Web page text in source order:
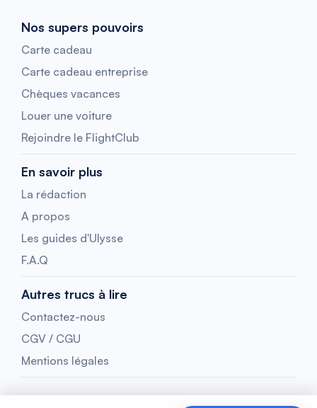
Nos supers pouvoirs
Carte cadeau
Carte cadeau entreprise
Chèques vacances
Louer une voiture
Rejoindre le FlightClub
En savoir plus
La rédaction
A propos
Les guides d'Ulysse
F.A.Q
Autres trucs à lire
Contactez-nous
CGV / CGU
Mentions légales